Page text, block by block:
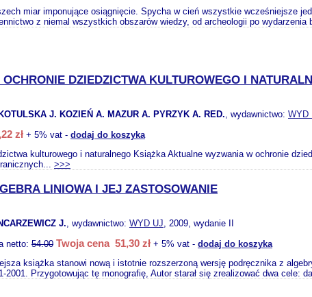
miar imponujące osiągnięcie. Spycha w cień wszystkie wcześniejsze
z niemal wszystkich obszarów wiedzy, od archeologii po wydarzenia
DZIEDZICTWA KULTUROWEGO I
J. KOZIEŃ A. MAZUR A. PYRZYK A. RED., wydawnictwo: WYD
zł + 5% vat - dodaj do koszyka
kulturowego i naturalnego Książka Aktualne wyzwania w ochronie
>>>
LINIOWA I JEJ ZASTOSOWANIE
J., wydawnictwo: WYD UJ, 2009, wydanie II
netto: 54.00 Twoja cena 51,30 zł + 5% vat - dodaj do koszyka
książka stanowi nową i istotnie rozszerzoną wersję podręcznika z
2001. Przygotowując tę monografię, Autor starał się zrealizować dwa cele: